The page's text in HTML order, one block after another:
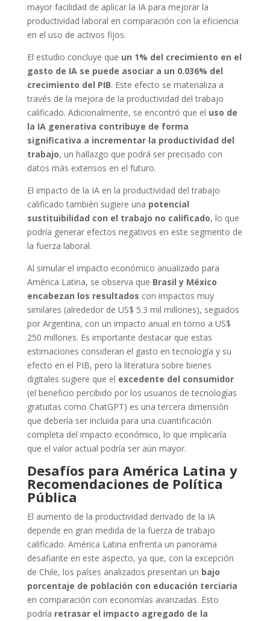
mayor facilidad de aplicar la IA para mejorar la
productividad laboral en comparación con la eficiencia
en el uso de activos fijos.
El estudio concluye que un 1% del crecimiento en el
gasto de IA se puede asociar a un 0.036% del
crecimiento del PIB. Este efecto se materializa a
través de la mejora de la productividad del trabajo
calificado. Adicionalmente, se encontró que el uso de
la IA generativa contribuye de forma
significativa a incrementar la productividad del
trabajo, un hallazgo que podrá ser precisado con
datos más extensos en el futuro.
El impacto de la IA en la productividad del trabajo
calificado también sugiere una potencial
sustituibilidad con el trabajo no calificado, lo que
podría generar efectos negativos en este segmento de
la fuerza laboral.
Al simular el impacto económico anualizado para
América Latina, se observa que Brasil y México
encabezan los resultados con impactos muy
similares (alrededor de US$ 5.3 mil millones), seguidos
por Argentina, con un impacto anual en torno a US$
250 millones. Es importante destacar que estas
estimaciones consideran el gasto en tecnología y su
efecto en el PIB, pero la literatura sobre bienes
digitales sugiere que el excedente del consumidor
(el beneficio percibido por los usuarios de tecnologías
gratuitas como ChatGPT) es una tercera dimensión
que debería ser incluida para una cuantificación
completa del impacto económico, lo que implicaría
que el valor actual podría ser aún mayor.
Desafíos para América Latina y
Recomendaciones de Política
Pública
El aumento de la productividad derivado de la IA
depende en gran medida de la fuerza de trabajo
calificado. América Latina enfrenta un panorama
desafiante en este aspecto, ya que, con la excepción
de Chile, los países analizados presentan un bajo
porcentaje de población con educación terciaria
en comparación con economías avanzadas. Esto
podría retrasar el impacto agregado de la